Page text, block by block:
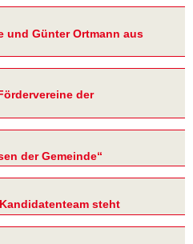
und Günter Ortmann aus
der
der Gemeinde“
steht